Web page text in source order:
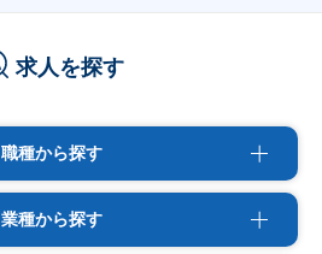
求人を探す
職種から探す
業種から探す